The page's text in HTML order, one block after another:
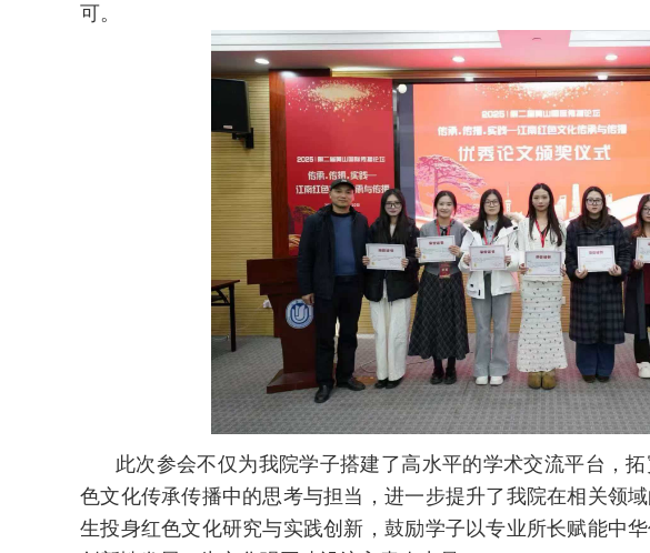
可。
此次参会不仅为我院学子搭建了高水平的学术交流平台，
色文化传承传播中的思考与担当，进一步提升了我院在相关领
生投身红色文化研究与实践创新，鼓励学子以专业所长赋能中